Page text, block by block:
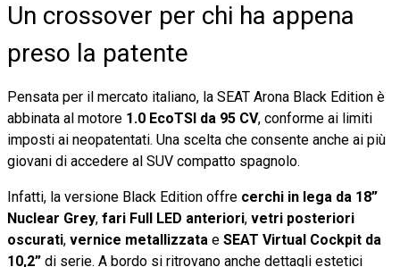
Un crossover per chi ha appena
preso la patente
Pensata per il mercato italiano, la SEAT Arona Black Edition è
abbinata al motore 1.0 EcoTSI da 95 CV, conforme ai limiti
imposti ai neopatentati. Una scelta che consente anche ai più
giovani di accedere al SUV compatto spagnolo.
Infatti, la versione Black Edition offre cerchi in lega da 18”
Nuclear Grey, fari Full LED anteriori, vetri posteriori
oscurati, vernice metallizzata e SEAT Virtual Cockpit da
10,2” di serie. A bordo si ritrovano anche dettagli estetici